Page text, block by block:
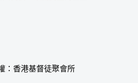
：香港基督徒聚會所